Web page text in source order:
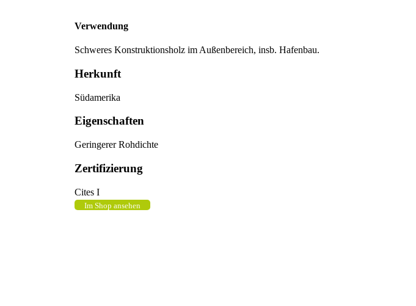
Verwendung
Schweres Konstruktionsholz im Außenbereich, insb. Hafenbau.
Herkunft
Südamerika
Eigenschaften
Geringerer Rohdichte
Zertifizierung
Cites I
Im Shop ansehen